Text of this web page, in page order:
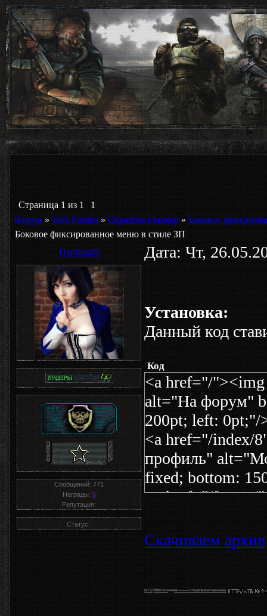
Страница 1 из 1
1
Форум » Web Раздел » Скрипты сталкер » Боковое
Боковое фиксированное меню в стиле ЗП
Hardtmuth
Дата: Чт,
Сообщений: 771
Награды: 5
Репутация:
Статус:
Установка:
Данный код
Код
<a href="/
alt="На форум"
200pt; left:
<a href="/index/
профиль"
fixed; bottom:
<a href="/forum/
100pt; left:
<a href="/
left: 0pt;"/></a>
Скачиваем архив